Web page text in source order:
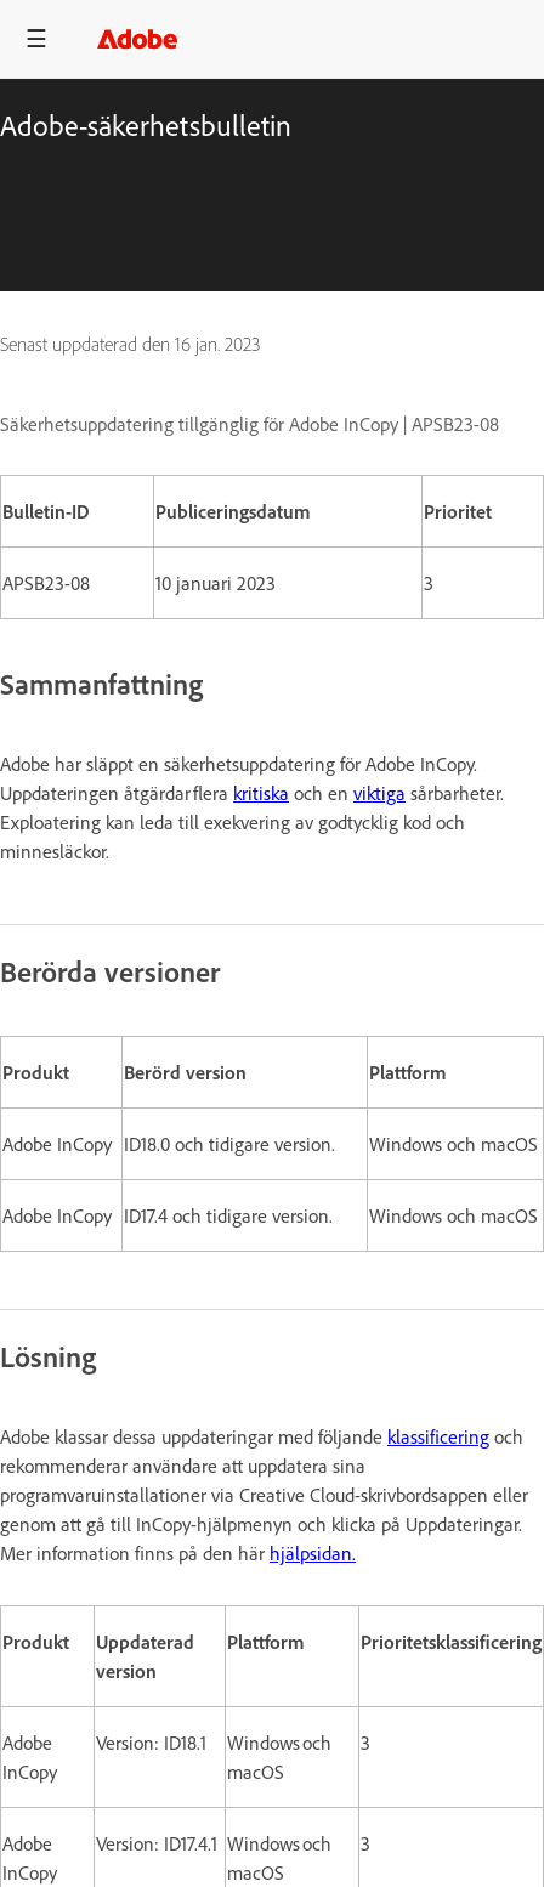
Adobe-säkerhetsbulletin
Senast uppdaterad den 16 jan. 2023
Säkerhetsuppdatering tillgänglig för Adobe InCopy | APSB23-08
Bulletin-ID Publiceringsdatum Prioritet
APSB23-08 10 januari 2023 3
Sammanfattning
Adobe har släppt en säkerhetsuppdatering för Adobe InCopy.
Uppdateringen åtgärdar flera kritiska och en viktiga sårbarheter.
Exploatering kan leda till exekvering av godtycklig kod och
minnesläckor.
Berörda versioner
Produkt Berörd version Plattform
Adobe InCopy ID18.0 och tidigare version. Windows och macOS
Adobe InCopy ID17.4 och tidigare version. Windows och macOS
Lösning
Adobe klassar dessa uppdateringar med följande klassificering och
rekommenderar användare att uppdatera sina
programvaruinstallationer via Creative Cloud-skrivbordsappen eller
genom att gå till InCopy-hjälpmenyn och klicka på Uppdateringar.
Mer information finns på den här hjälpsidan.
Produkt
Uppdaterad
version
Plattform Prioritetsklassificering
Adobe
InCopy
Version: ID18.1
Windows och
macOS
3
Adobe
InCopy
Version: ID17.4.1 Windows och
macOS
3